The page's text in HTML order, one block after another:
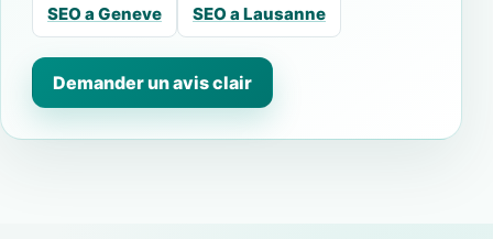
SEO a Geneve SEO a Lausanne
Demander un avis clair